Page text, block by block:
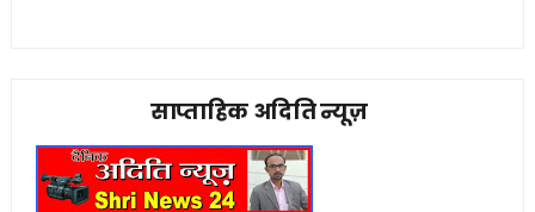
साप्ताहिक अदिति न्यूज़